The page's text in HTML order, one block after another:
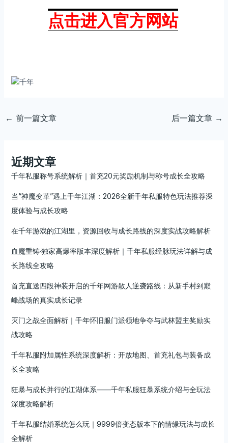
点击进入官方网站
← 前一篇文章 后一篇文章 →
近期文章
千年私服称号系统解析｜首充20元奖励机制与称号成长全攻略
当“神魔变革”遇上千年江湖：2026全新千年私服特色玩法推荐深
度体验与成长攻略
在千年游戏的江湖里，资源回收与成长路线的深度实战攻略解析
血魔重铸·独家高爆率版本深度解析｜千年私服经脉玩法详解与成
长路线全攻略
首充直送四段神装开启的千年网游散人逆袭路线：从新手村到巅
峰战场的真实成长记录
灭门之战全面解析｜千年怀旧服门派领地争夺与武林盟主奖励实
战攻略
千年私服附加属性系统深度解析：开放地图、首充礼包与装备成
长全攻略
狂暴与成长并行的江湖体系——千年私服狂暴系统介绍与全玩法
深度攻略解析
千年私服结婚系统怎么玩｜9999倍变态版本下的情缘玩法与成长
全解析